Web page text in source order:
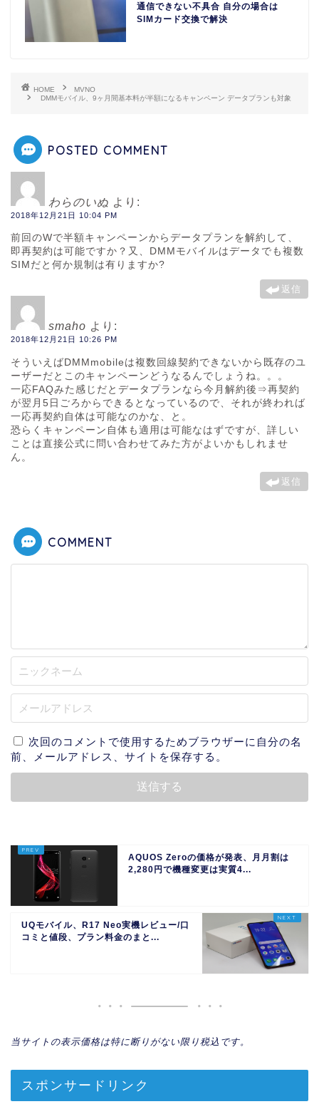
通信できない不具合 自分の場合は
SIMカード交換で解決
HOME
MVNO
DMMモバイル、9ヶ月間基本料が半額になるキャンペーン データプランも対象
POSTED COMMENT
わらのいぬ より:
2018年12月21日 10:04 PM
前回のWで半額キャンペーンからデータプランを解約して、
即再契約は可能ですか？又、DMMモバイルはデータでも複数
SIMだと何か規制は有りますか?
返信
smaho より:
2018年12月21日 10:26 PM
そういえばDMMmobileは複数回線契約できないから既存のユ
ーザーだとこのキャンペーンどうなるんでしょうね。。。
一応FAQみた感じだとデータプランなら今月解約後⇒再契約
が翌月5日ごろからできるとなっているので、それが終われば
一応再契約自体は可能なのかな、と。
恐らくキャンペーン自体も適用は可能なはずですが、詳しい
ことは直接公式に問い合わせてみた方がよいかもしれませ
ん。
返信
COMMENT
次回のコメントで使用するためブラウザーに自分の名
前、メールアドレス、サイトを保存する。
AQUOS Zeroの価格が発表、月月割は
2,280円で機種変更は実質4...
UQモバイル、R17 Neo実機レビュー/口
コミと値段、プラン料金のまと...
当サイトの表示価格は特に断りがない限り税込です。
スポンサードリンク